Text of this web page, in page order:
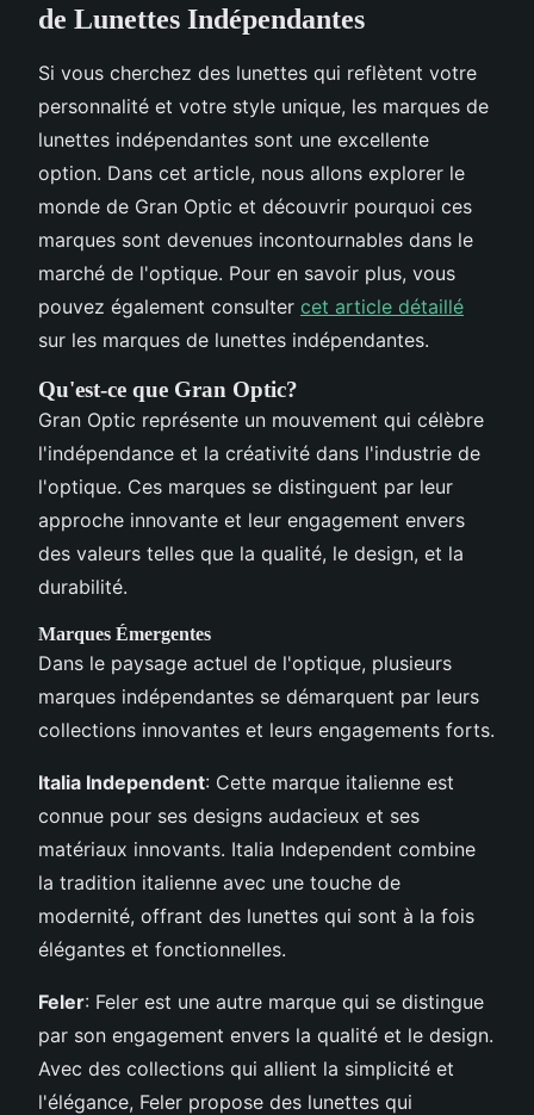
de Lunettes Indépendantes
Si vous cherchez des lunettes qui reflètent votre
personnalité et votre style unique, les marques de
lunettes indépendantes sont une excellente
option. Dans cet article, nous allons explorer le
monde de Gran Optic et découvrir pourquoi ces
marques sont devenues incontournables dans le
marché de l'optique. Pour en savoir plus, vous
pouvez également consulter cet article détaillé
sur les marques de lunettes indépendantes.
Qu'est-ce que Gran Optic?
Gran Optic représente un mouvement qui célèbre
l'indépendance et la créativité dans l'industrie de
l'optique. Ces marques se distinguent par leur
approche innovante et leur engagement envers
des valeurs telles que la qualité, le design, et la
durabilité.
Marques Émergentes
Dans le paysage actuel de l'optique, plusieurs
marques indépendantes se démarquent par leurs
collections innovantes et leurs engagements forts.
Italia Independent: Cette marque italienne est
connue pour ses designs audacieux et ses
matériaux innovants. Italia Independent combine
la tradition italienne avec une touche de
modernité, offrant des lunettes qui sont à la fois
élégantes et fonctionnelles.
Feler: Feler est une autre marque qui se distingue
par son engagement envers la qualité et le design.
Avec des collections qui allient la simplicité et
l'élégance, Feler propose des lunettes qui